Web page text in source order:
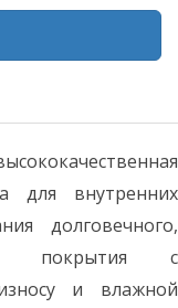
для внутренних
долговечного,
покрытия с
и влажной